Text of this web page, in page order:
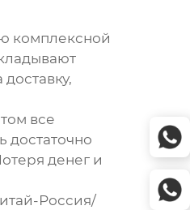
комплексной
все
достаточно
денег и
Россия/